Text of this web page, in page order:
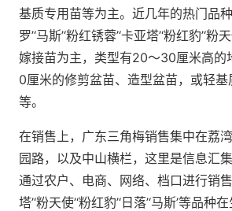
基质专用苗等为主。近几年的热门品种
罗’‘马斯’‘粉红锈蓉’‘卡亚塔’‘粉红豹’‘粉
嫁接苗为主，类型有20～30厘米高的
0厘米的修剪盆苗、造型盆苗，或轻
等。
在销售上，广东三角梅销售集中在荔
园路，以及中山横栏，这里是信息汇
通过农户、电商、网络、档口进行销
塔’‘粉天使’‘粉红豹’‘日落’‘马斯’等品